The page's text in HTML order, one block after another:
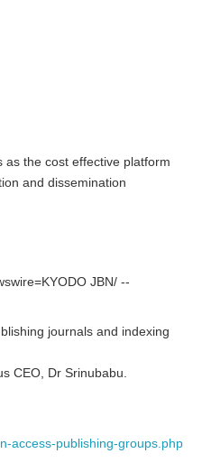
as the cost effective platform
and dissemination
JBN/ --
journals and indexing
CEO, Dr Srinubabu.
access-publishing-groups.php